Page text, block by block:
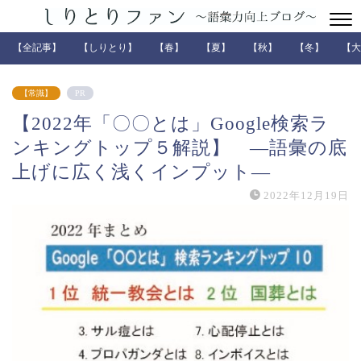
【全記事】 【しりとり】 【春】 【夏】 【秋】 【冬】 【
【常識】 PR
【2022年「〇〇とは」Google検索ラ
ンキングトップ５解説】 ―語彙の底
上げに広く浅くインプット―
2022年12月19日